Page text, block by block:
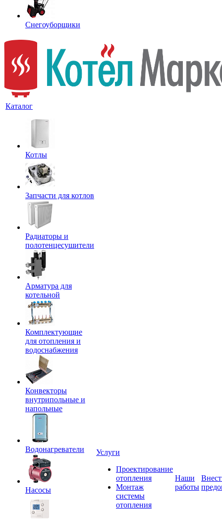
Снегоуборщики
Каталог
Котлы
Запчасти для котлов
Радиаторы и
полотенцесушители
Арматура для
котельной
Комплектующие
для отопления и
водоснабжения
Конвекторы
внутрипольные и
напольные
Водонагреватели
Насосы
Услуги
Проектирование
отопления
Монтаж
системы
отопления
Наши
работы